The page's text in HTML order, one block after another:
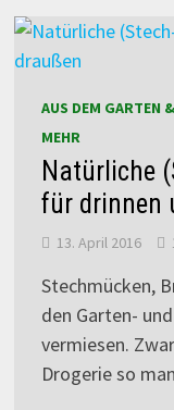
AUS DEM GARTEN
MEHR
Natürliche
für drinnen
13. April 2016
Stechmücken,
den Garten-
vermiesen.
Drogerie so